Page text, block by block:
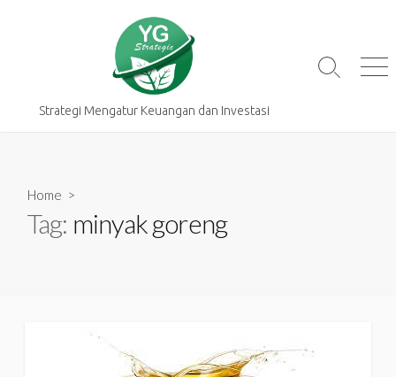
Strategi Mengatur Keuangan dan Investasi
Search
Home >
Tag: minyak goreng